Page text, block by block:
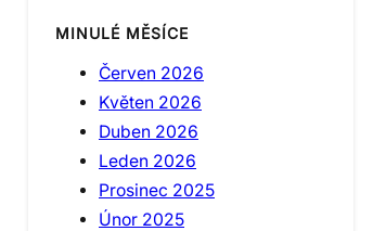
MINULÉ MĚSÍCE
Červen 2026
Květen 2026
Duben 2026
Leden 2026
Prosinec 2025
Únor 2025